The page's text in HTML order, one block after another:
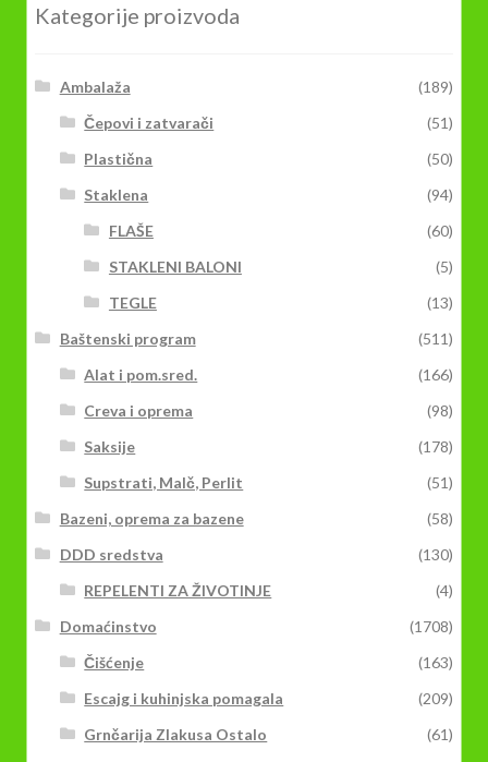
Kategorije proizvoda
Ambalaža
(189)
Čepovi i zatvarači
(51)
Plastična
(50)
Staklena
(94)
FLAŠE
(60)
STAKLENI BALONI
(5)
TEGLE
(13)
Baštenski program
(511)
Alat i pom.sred.
(166)
Creva i oprema
(98)
Saksije
(178)
Supstrati, Malč, Perlit
(51)
Bazeni, oprema za bazene
(58)
DDD sredstva
(130)
REPELENTI ZA ŽIVOTINJE
(4)
Domaćinstvo
(1708)
Čišćenje
(163)
Escajg i kuhinjska pomagala
(209)
Grnčarija Zlakusa Ostalo
(61)